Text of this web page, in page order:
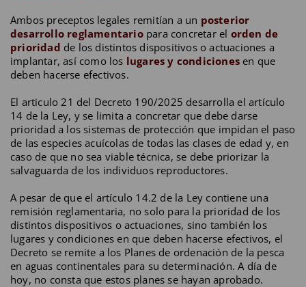
Ambos preceptos legales remitían a un posterior
desarrollo reglamentariopara concretar el orden de
prioridad de los distintos dispositivos o actuaciones a
implantar, así como los lugares y condiciones en que
deben hacerse efectivos.
El articulo 21 del Decreto 190/2025 desarrolla el artículo
14 de la Ley, y se limita a concretar que debe darse
prioridad a los sistemas de protección que impidan el paso
de las especies acuícolas de todas las clases de edad y, en
caso de que no sea viable técnica, se debe priorizar la
salvaguarda de los individuos reproductores.
A pesar de que el artículo 14.2 de la Ley contiene una
remisión reglamentaria, no solo para la prioridad de los
distintos dispositivos o actuaciones, sino también los
lugares y condiciones en que deben hacerse efectivos, el
Decreto se remite a los Planes de ordenación de la pesca
en aguas continentales para su determinación. A día de
hoy, no consta que estos planes se hayan aprobado.